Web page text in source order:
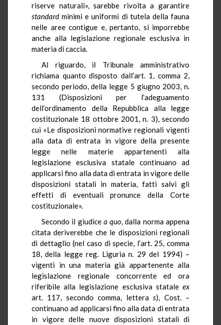
riserve naturali», sarebbe rivolta a garantire
standard minimi e uniformi di tutela della fauna
nelle aree contigue e, pertanto, si imporrebbe
anche alla legislazione regionale esclusiva in
materia di caccia.
Al riguardo, il Tribunale amministrativo
richiama quanto disposto dall’art. 1, comma 2,
secondo periodo, della legge 5 giugno 2003, n.
131 (Disposizioni per l’adeguamento
dell’ordinamento della Repubblica alla legge
costituzionale 18 ottobre 2001, n. 3), secondo
cui «Le disposizioni normative regionali vigenti
alla data di entrata in vigore della presente
legge nelle materie appartenenti alla
legislazione esclusiva statale continuano ad
applicarsi fino alla data di entrata in vigore delle
disposizioni statali in materia, fatti salvi gli
effetti di eventuali pronunce della Corte
costituzionale».
Secondo il giudice a quo, dalla norma appena
citata deriverebbe che le disposizioni regionali
di dettaglio (nel caso di specie, l’art. 25, comma
18, della legge reg. Liguria n. 29 del 1994) –
vigenti in una materia già appartenente alla
legislazione regionale concorrente ed ora
riferibile alla legislazione esclusiva statale ex
art. 117, secondo comma, letteras), Cost. –
continuano ad applicarsi fino alla data di entrata
in vigore delle nuove disposizioni statali di